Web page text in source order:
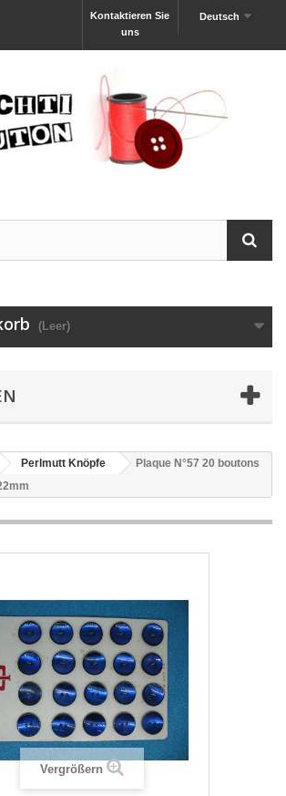
Deutsch
Kontaktieren Sie
uns
(Leer)
Perlmutt Knöpfe
Plaque N°57 20 boutons
Vergrößern